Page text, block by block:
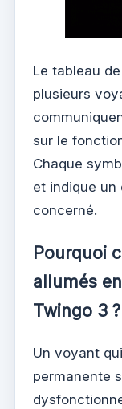
Le tableau
plusieurs
sur le
Chaque
et indique
concerné.
Pourquoi
allumés
Twingo 3 ?
Un voyant
permanente